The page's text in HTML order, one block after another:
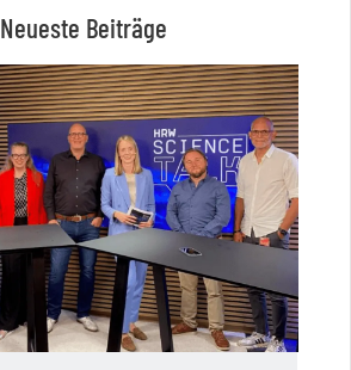
Neueste Beiträge